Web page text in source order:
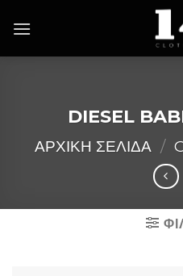
DIESEL
ΑΡΧΙΚΉ ΣΕΛΊΔΑ /